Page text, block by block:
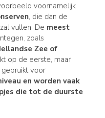
voornamelijk
, die dan de
vullen. De meest
zoals
Zee of
op de eerste, maar
voor
en worden vaak
die tot de duurste